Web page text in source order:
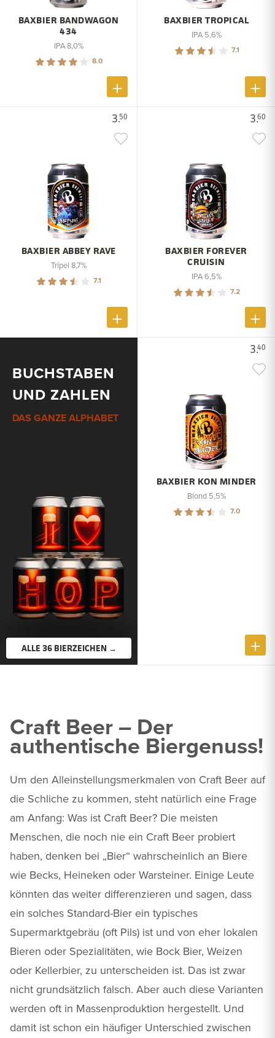
BAXBIER BANDWAGON
434
IPA 8,0%
8.0
BAXBIER TROPICAL
IPA 5,6%
7.1
3.50
BAXBIER ABBEY RAVE
Tripel 8,7%
7.1
3.60
BAXBIER FOREVER
CRUISIN
IPA 6,5%
7.2
BUCHSTABEN
UND ZAHLEN
DAS GANZE ALPHABET
ALLE 36 BIERZEICHEN →
3.40
BAXBIER KON MINDER
Blond 5,5%
7.0
Craft Beer – Der
authentische Biergenuss!
Um den Alleinstellungsmerkmalen von Craft Beer auf
die Schliche zu kommen, steht natürlich eine Frage
am Anfang: Was ist Craft Beer? Die meisten
Menschen, die noch nie ein Craft Beer probiert
haben, denken bei „Bier“ wahrscheinlich an Biere
wie Becks, Heineken oder Warsteiner. Einige Leute
könnten das weiter differenzieren und sagen, dass
ein solches Standard-Bier ein typisches
Supermarktgebräu (oft Pils) ist und von eher lokalen
Bieren oder Spezialitäten, wie Bock Bier, Weizen
oder Kellerbier, zu unterscheiden ist. Das ist zwar
nicht grundsätzlich falsch. Aber auch diese Varianten
werden oft in Massenproduktion hergestellt. Und
damit ist schon ein häufiger Unterschied zwischen